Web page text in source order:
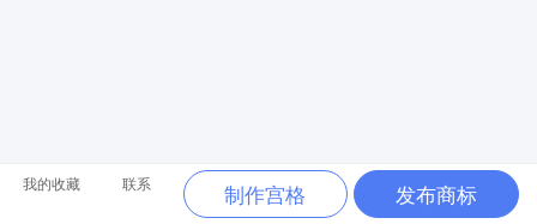
我的收藏 联系 制作宫格 发布商标